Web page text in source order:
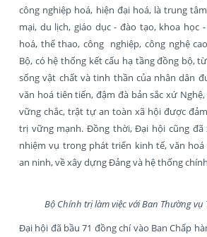
công nghiệp hoá, hiện đại hoá, là trung
mại, du lịch, giáo dục - đào tạo, khoa học
hoá, thể thao, công nghiệp, công nghệ
Bộ, có hệ thống kết cấu hạ tầng đồng bộ,
sống vật chất và tinh thần của nhân dân
văn hoá tiên tiến, đậm đà bản sắc xứ
vững chắc, trật tự an toàn xã hội được
trị vững mạnh. Đồng thời, Đại hội cũng đã
nhiệm vụ trong phát triển kinh tế, văn
an ninh, về xây dựng Đảng và hệ thống
Bộ Chính trị làm việc với Ban Thường vụ
Đại hội đã bầu 71 đồng chí vào Ban Chấp